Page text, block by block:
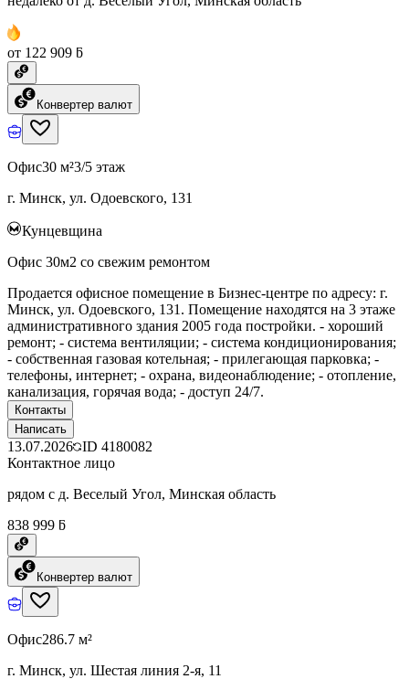
от 122 909 ƃ
Конвертер валют
Офис30 м²3/5 этаж
г. Минск, ул. Одоевского, 131
Кунцевщина
Офис 30м2 со свежим ремонтом
Продается офисное помещение в Бизнес-центре по адресу: г.
Минск, ул. Одоевского, 131. Помещение находятся на 3 этаже
административного здания 2005 года постройки. - хороший
ремонт; - система вентиляции; - система кондиционирования;
- собственная газовая котельная; - прилегающая парковка; -
телефоны, интернет; - охрана, видеонаблюдение; - отопление,
канализация, горячая вода; - доступ 24/7.
Контакты
Написать
13.07.2026 ID 4180082
Контактное лицо
рядом с д. Веселый Угол, Минская область
838 999 ƃ
Конвертер валют
Офис286.7 м²
г. Минск, ул. Шестая линия 2-я, 11